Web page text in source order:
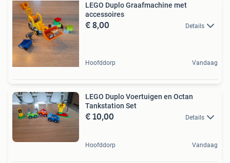
LEGO Duplo Graafmachine met
accessoires
€ 8,00 Details
Hoofddorp Vandaag
LEGO Duplo Voertuigen en Octan
Tankstation Set
€ 10,00 Details
Hoofddorp Vandaag